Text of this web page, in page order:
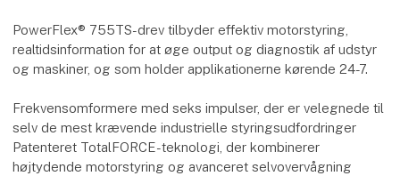
PowerFlex® 755TS-drev tilbyder effektiv motorstyring,
realtidsinformation for at øge output og diagnostik af udstyr
og maskiner, og som holder applikationerne kørende 24-7.
Frekvensomformere med seks impulser, der er velegnede til
selv de mest krævende industrielle styringsudfordringer
Patenteret TotalFORCE-teknologi, der kombinerer
højtydende motorstyring og avanceret selvovervågning